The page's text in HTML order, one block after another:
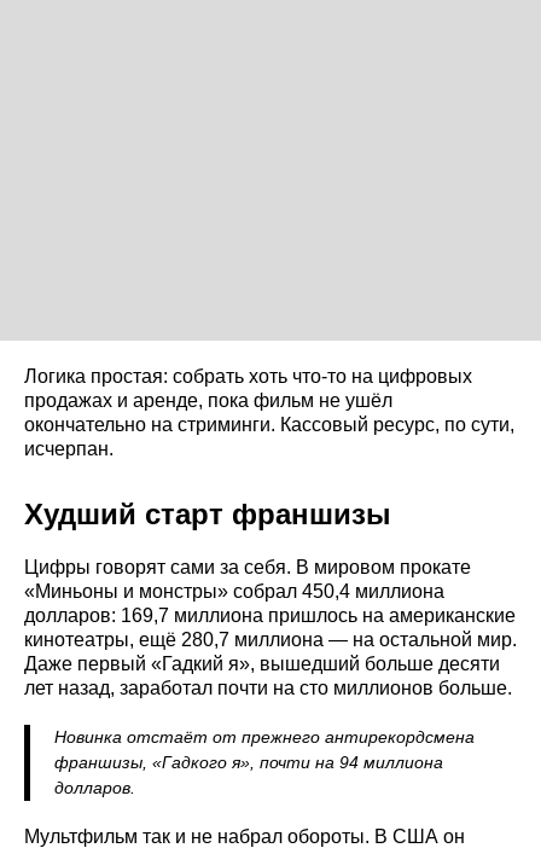
Логика простая: собрать хоть что-то на цифровых
продажах и аренде, пока фильм не ушёл
окончательно на стриминги. Кассовый ресурс, по сути,
исчерпан.
Худший старт франшизы
Цифры говорят сами за себя. В мировом прокате
«Миньоны и монстры» собрал 450,4 миллиона
долларов: 169,7 миллиона пришлось на американские
кинотеатры, ещё 280,7 миллиона — на остальной мир.
Даже первый «Гадкий я», вышедший больше десяти
лет назад, заработал почти на сто миллионов больше.
Новинка отстаёт от прежнего антирекордсмена
франшизы, «Гадкого я», почти на 94 миллиона
долларов.
Мультфильм так и не набрал обороты. В США он